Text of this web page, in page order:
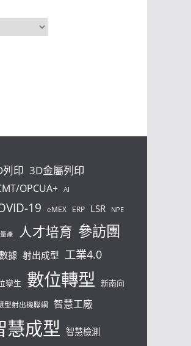
列印 3D金屬列印
OPCUA+ AI
19 eMEX ERP LSR NPE
產 人才培育 參訪團
據 射出成型 工業4.0
孿生 數位轉型 新南向
型射出機聯網 智慧工廠
慧成型 智慧檢測